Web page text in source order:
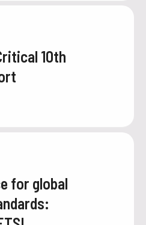
10th
for global